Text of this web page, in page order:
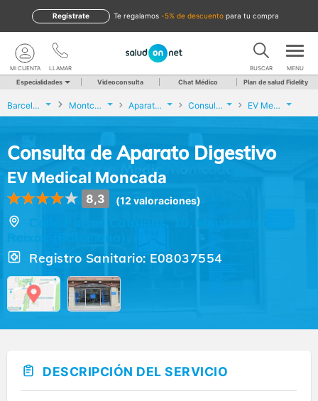
te regalamos -5% de descuento para tu compra
Regístrate
LLAMAR
MI CUENTA BUSCAR MENU
Especialidades Videoconsulta Chat Médico Plan de salud Fidelity
Barcelona Montcada i Reixac Aparato Digestivo Consulta de Aparato Digestivo EV Medical Moncada
Consulta de Aparato Digestivo
EV Medical Moncada
8,3 (12 valoraciones)
Reixac (Barcelona)
Registro Sanitario: E08037554
DESCRIPCIÓN DEL SERVICIO